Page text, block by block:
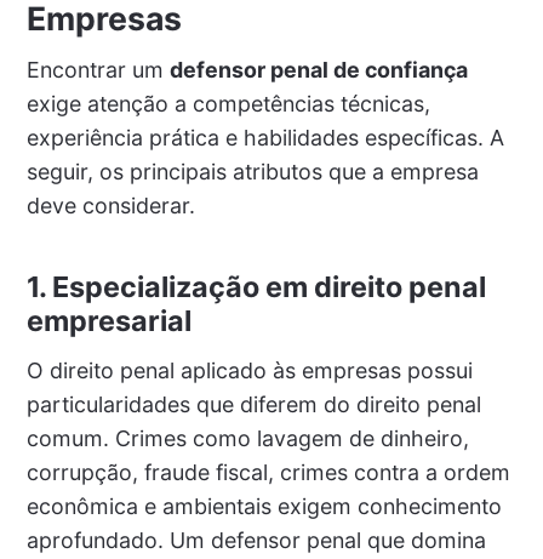
Empresas
Encontrar um defensor penal de confiança
exige atenção a competências técnicas,
experiência prática e habilidades específicas. A
seguir, os principais atributos que a empresa
deve considerar.
1. Especialização em direito penal
empresarial
O direito penal aplicado às empresas possui
particularidades que diferem do direito penal
comum. Crimes como lavagem de dinheiro,
corrupção, fraude fiscal, crimes contra a ordem
econômica e ambientais exigem conhecimento
aprofundado. Um defensor penal que domina